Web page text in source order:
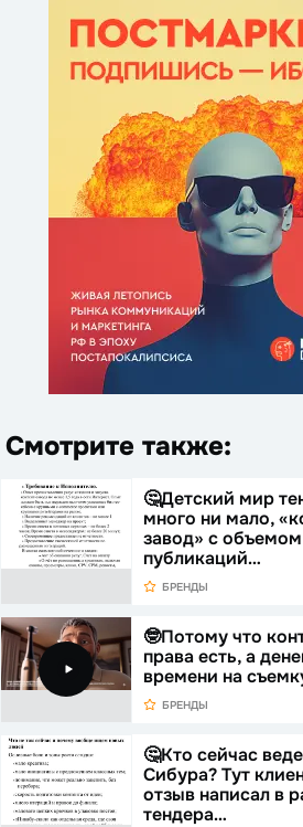
Смотрите также:
🤔Детский мир
много ни мало,
завод» с объемом
публикаций…
БРЕНДЫ
🤓Потому что
права есть, а
времени на
БРЕНДЫ
🤔Кто сейчас
Сибура? Тут
отзыв написал в
тендера…